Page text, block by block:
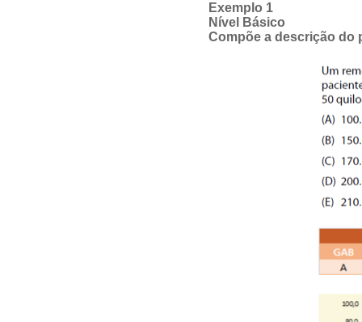
Exemplo 1
Nível Básico
Compõe a descrição do